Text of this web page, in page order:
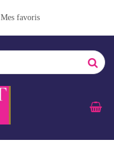
Mes favoris